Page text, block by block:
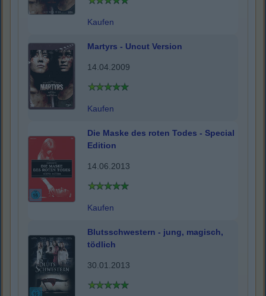
Kaufen
Martyrs - Uncut Version
14.04.2009
Kaufen
Die Maske des roten Todes - Special
Edition
14.06.2013
Kaufen
Blutsschwestern - jung, magisch,
tödlich
30.01.2013